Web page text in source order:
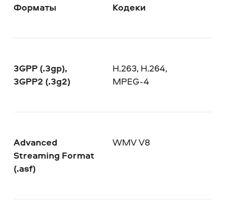
Форматы Кодеки
3GPP (.3gp),
3GPP2 (.3g2)
H.263, H.264,
MPEG-4
Advanced
Streaming Format
(.asf)
WMV V8